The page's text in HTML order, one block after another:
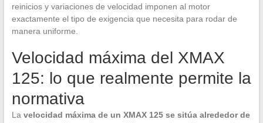
reinicios y variaciones de velocidad imponen al motor
exactamente el tipo de exigencia que necesita para rodar de
manera uniforme.
Velocidad máxima del XMAX
125: lo que realmente permite la
normativa
La velocidad máxima de un XMAX 125 se sitúa alrededor de